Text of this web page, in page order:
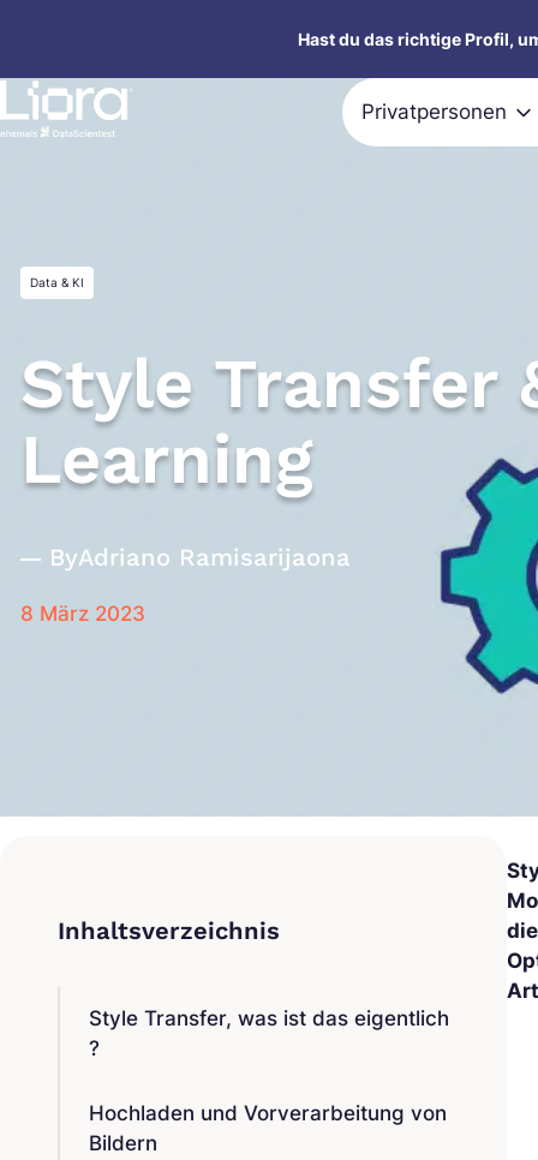
springen
Hast du das richtige Profil,
Privatpersonen
Data & KI
Style Transfer
Learning
ByAdriano Ramisarijaona
8 März 2023
Style Transfer, was ist das eigentlich
?
Hochladen und Vorverarbeitung von
Bildern